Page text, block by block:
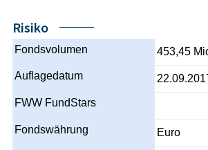
Risiko
Fondsvolumen 453,45
Auflagedatum
FWW FundStars
Fondswährung Euro